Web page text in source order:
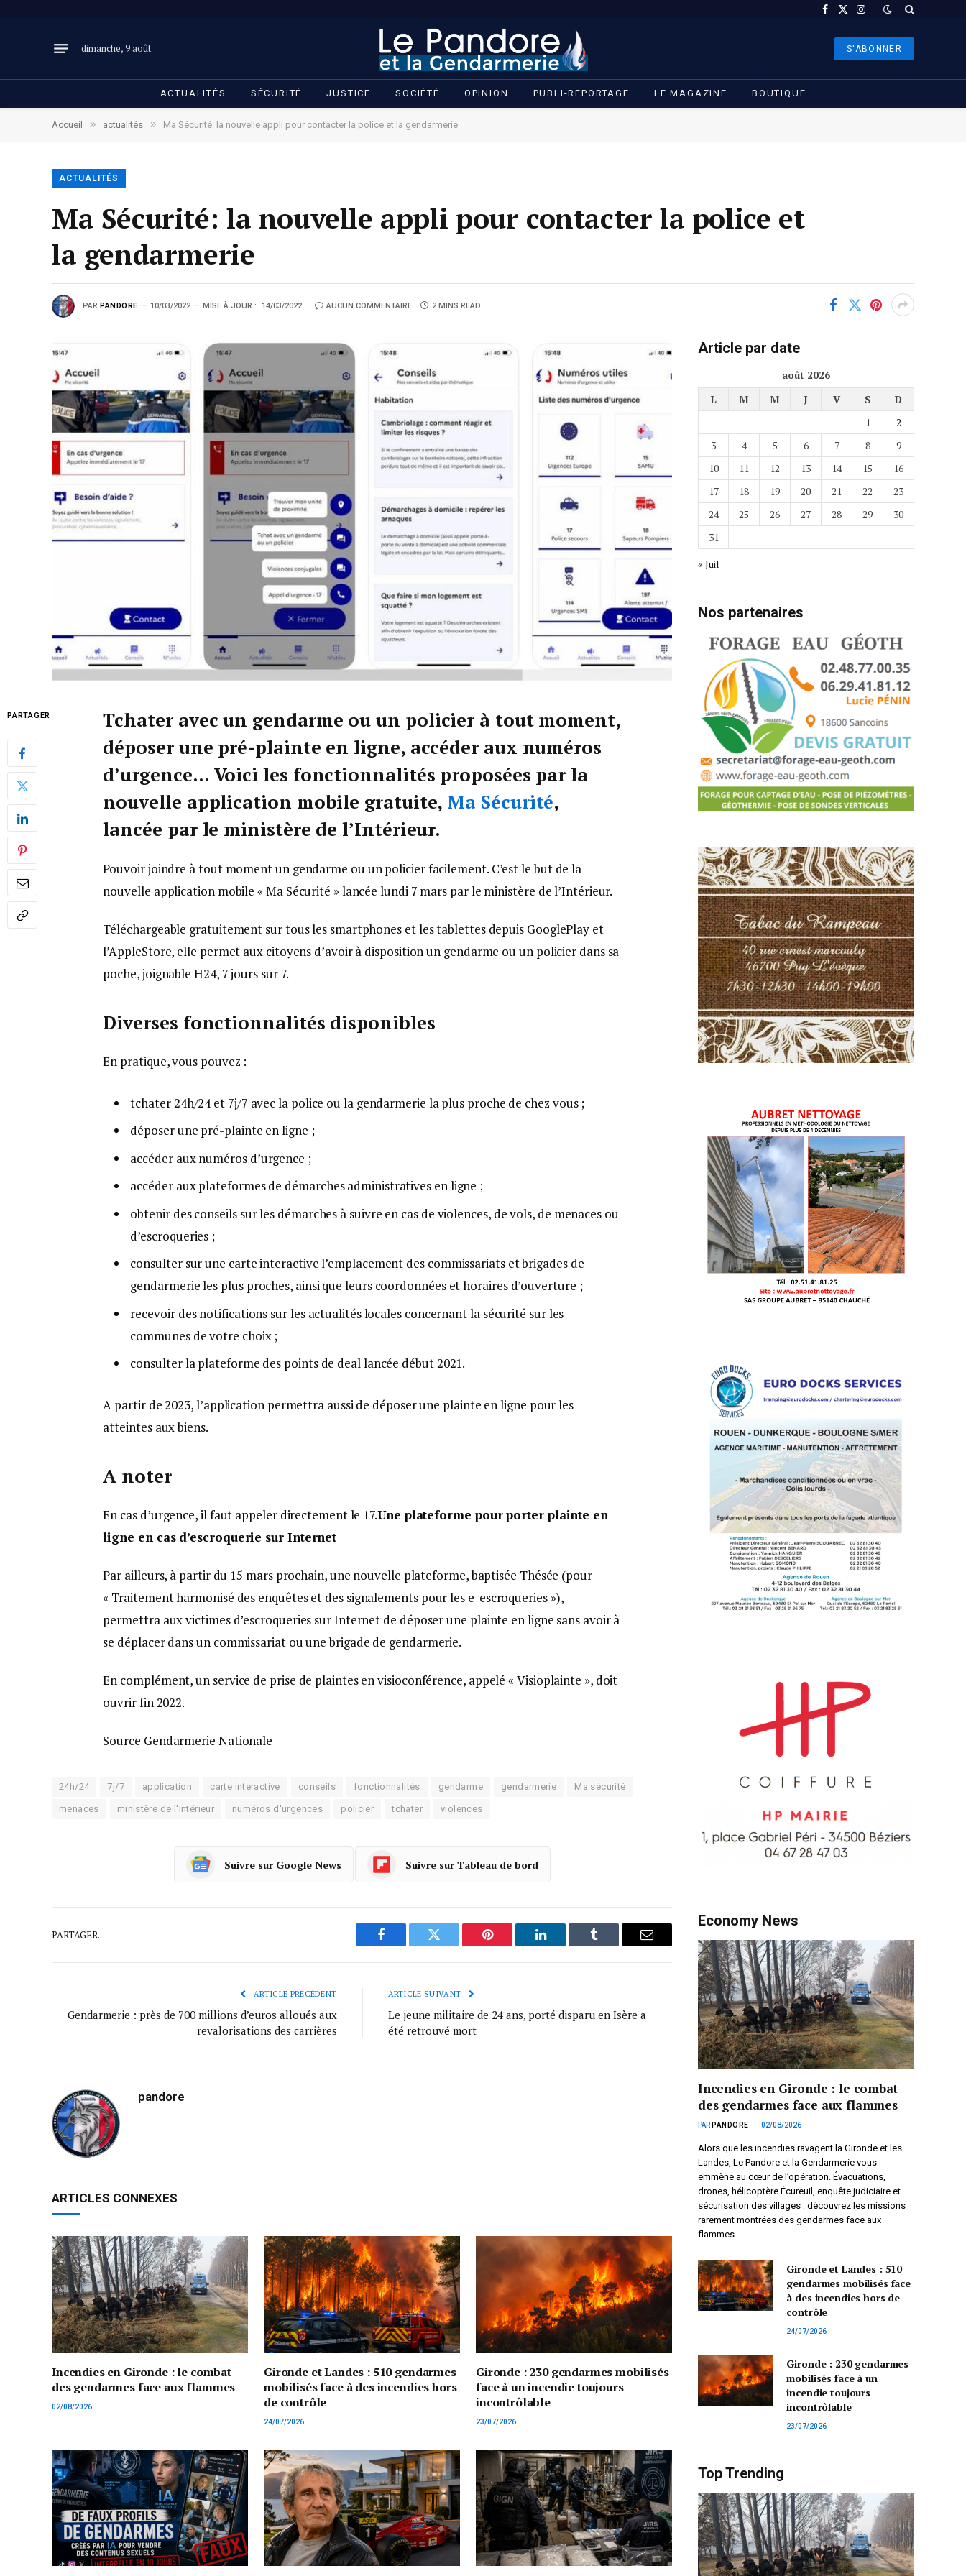
Facebook
X
Instagram
dimanche, 9 août S'ABONNER
ACTUALITÉS SÉCURITÉ JUSTICE SOCIÉTÉ OPINION PUBLI-REPORTAGE LE MAGAZINE BOUTIQUE
Accueil » actualités » Ma Sécurité: la nouvelle appli pour contacter la police et la gendarmerie
ACTUALITÉS
Ma Sécurité: la nouvelle appli pour contacter la police et
la gendarmerie
PAR PANDORE 10/03/2022 MISE À JOUR : 14/03/2022 AUCUN COMMENTAIRE 2 MINS READ
PARTAGER
Tchater avec un gendarme ou un policier à tout moment,
déposer une pré-plainte en ligne, accéder aux numéros
d’urgence… Voici les fonctionnalités proposées par la
nouvelle application mobile gratuite, Ma Sécurité,
lancée par le ministère de l’Intérieur.
Pouvoir joindre à tout moment un gendarme ou un policier facilement. C’est le but de la
nouvelle application mobile « Ma Sécurité » lancée lundi 7 mars par le ministère de l’Intérieur.
Téléchargeable gratuitement sur tous les smartphones et les tablettes depuis GooglePlay et
l’AppleStore, elle permet aux citoyens d’avoir à disposition un gendarme ou un policier dans sa
poche, joignable H24, 7 jours sur 7.
Diverses fonctionnalités disponibles
En pratique, vous pouvez :
tchater 24h/24 et 7j/7 avec la police ou la gendarmerie la plus proche de chez vous ;
déposer une pré-plainte en ligne ;
accéder aux numéros d’urgence ;
accéder aux plateformes de démarches administratives en ligne ;
obtenir des conseils sur les démarches à suivre en cas de violences, de vols, de menaces ou
d’escroqueries ;
consulter sur une carte interactive l’emplacement des commissariats et brigades de
gendarmerie les plus proches, ainsi que leurs coordonnées et horaires d’ouverture ;
recevoir des notifications sur les actualités locales concernant la sécurité sur les
communes de votre choix ;
consulter la plateforme des points de deal lancée début 2021.
A partir de 2023, l’application permettra aussi de déposer une plainte en ligne pour les
atteintes aux biens.
A noter
En cas d’urgence, il faut appeler directement le 17.Une plateforme pour porter plainte en
ligne en cas d’escroquerie sur Internet
Par ailleurs, à partir du 15 mars prochain, une nouvelle plateforme, baptisée Thésée (pour
« Traitement harmonisé des enquêtes et des signalements pour les e-escroqueries »),
permettra aux victimes d’escroqueries sur Internet de déposer une plainte en ligne sans avoir à
se déplacer dans un commissariat ou une brigade de gendarmerie.
En complément, un service de prise de plaintes en visioconférence, appelé « Visioplainte », doit
ouvrir fin 2022.
Source Gendarmerie Nationale
24h/24 7j/7 application carte interactive conseils fonctionnalités gendarme gendarmerie Ma sécurité
menaces ministère de l'Intérieur numéros d'urgences policier tchater violences
Suivre sur Google News Suivre sur Tableau de bord
PARTAGER.
Facebook Twitter Pinterest LinkedIn Tumblr Courriel
ARTICLE PRÉCÉDENT
Gendarmerie : près de 700 millions d’euros alloués aux
revalorisations des carrières
ARTICLE SUIVANT
Le jeune militaire de 24 ans, porté disparu en Isère a
été retrouvé mort
pandore
ARTICLES CONNEXES
Incendies en Gironde : le combat
des gendarmes face aux flammes
02/08/2026
Gironde et Landes : 510 gendarmes
mobilisés face à des incendies hors
de contrôle
24/07/2026
Gironde : 230 gendarmes mobilisés
face à un incendie toujours
incontrôlable
23/07/2026
Article par date
août 2026
L
M M J V S
D
1
2
3
4 5 6 7 8
9
10
11 12 13 14 15
16
17
18 19 20 21 22
23
24
25 26 27 28 29
30
31
« Juil
Nos partenaires
Economy News
Incendies en Gironde : le combat
des gendarmes face aux flammes
PAR PANDORE 02/08/2026
Alors que les incendies ravagent la Gironde et les
Landes, Le Pandore et la Gendarmerie vous
emmène au cœur de l’opération. Évacuations,
drones, hélicoptère Écureuil, enquête judiciaire et
sécurisation des villages : découvrez les missions
rarement montrées des gendarmes face aux
flammes.
Gironde et Landes : 510
gendarmes mobilisés face
à des incendies hors de
contrôle
24/07/2026
Gironde : 230 gendarmes
mobilisés face à un
incendie toujours
incontrôlable
23/07/2026
Top Trending